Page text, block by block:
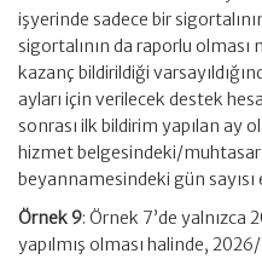
işyerinde sadece bir
sigortalının da raporlu olması
kazanç bildirildiği
ayları için verilecek destek
sonrası ilk bildirim yapılan ay
hizmet belgesindeki/
beyannamesindeki gün sayısı
Örnek 9: Örnek 7’de yalnızca
yapılmış olması halinde,